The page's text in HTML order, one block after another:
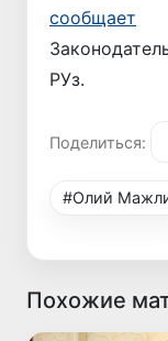
сообщает
РУз.
Поделиться:
#Олий
Похожие